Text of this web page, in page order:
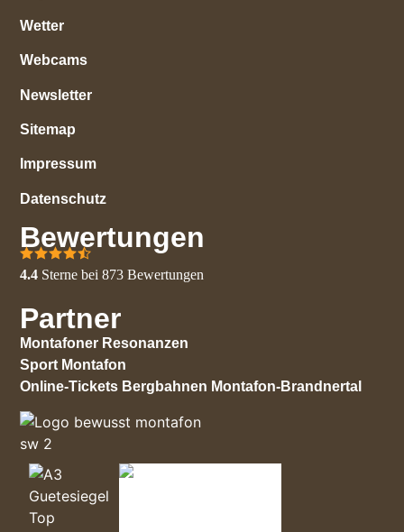
Wetter
Webcams
Newsletter
Sitemap
Impressum
Datenschutz
Bewertungen
4.4 Sterne bei873Bewertungen
Partner
Montafoner Resonanzen
Sport Montafon
Online-Tickets Bergbahnen Montafon-Brandnertal